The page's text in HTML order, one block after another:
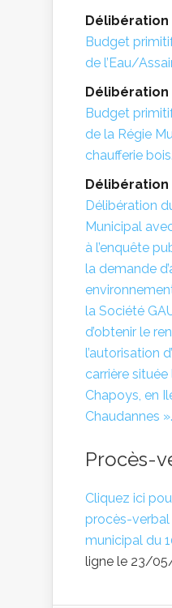
Délibération
Budget
de l’Eau/
Délibération
Budget
de la Régie
chaufferie bois.
Délibération
Délibération
Municipal
à l’enquête
la demande
la Société
d’obtenir le
l’autorisation
carrière
Chapoys, en
Chaudannes ».
Procès-
Cliquez ici
procès-verbal
municipal du
ligne le 23/